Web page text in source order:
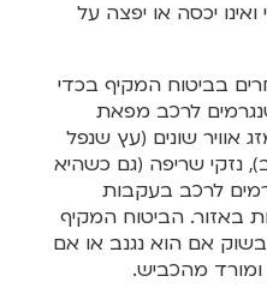
יכסה או יפצה על
בביטוח המקיף בכדי
לרכב מפאת
אוויר שונים (עץ שנפל
נזקי שריפה (גם כשהיא
לרכב בעקבות
באזור. הביטוח המקיף
אם הוא נגנב או אם
מהכביש.